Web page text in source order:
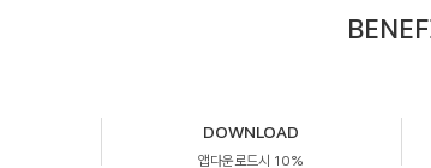
DOWNLOAD
앱다운로드시 10%